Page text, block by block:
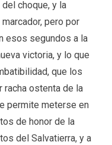
choque, y la
pero por
esos segundos a la
victoria, y lo que
que los
racha ostenta de la
permite meterse en
de honor de la
del Salvatierra, y a